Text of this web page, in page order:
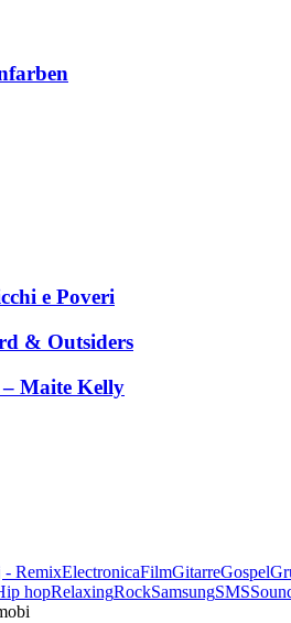
e Poveri
& Outsiders
Maite Kelly
- RemixElectronicaFilmGitarreGospel
hopRelaxingRockSamsungSMS